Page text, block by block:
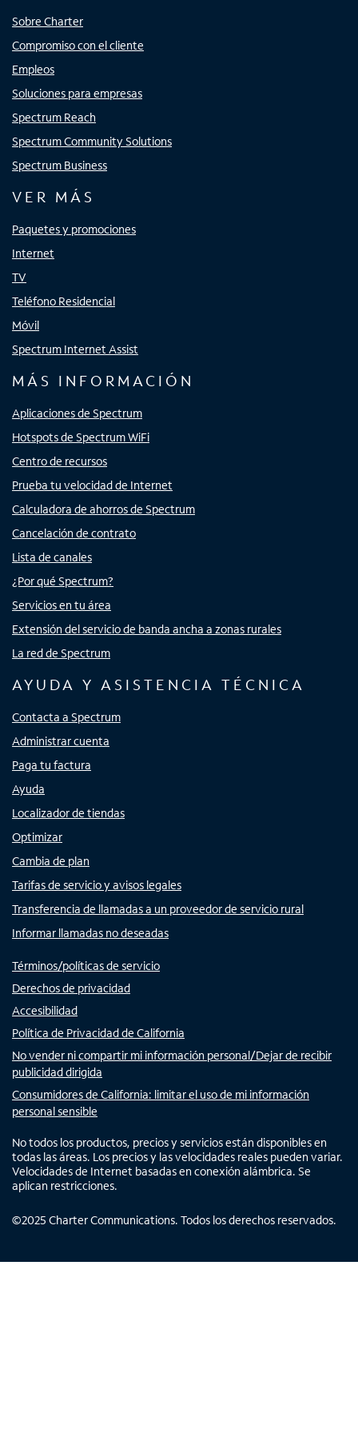
Sobre Charter
Compromiso con el cliente
Empleos
Soluciones para empresas
Spectrum Reach
Spectrum Community Solutions
Spectrum Business
VER MÁS
Paquetes y promociones
Internet
TV
Teléfono Residencial
Móvil
Spectrum Internet Assist
MÁS INFORMACIÓN
Aplicaciones de Spectrum
Hotspots de Spectrum WiFi
Centro de recursos
Prueba tu velocidad de Internet
Calculadora de ahorros de Spectrum
Cancelación de contrato
Lista de canales
¿Por qué Spectrum?
Servicios en tu área
Extensión del servicio de banda ancha a zonas rurales
La red de Spectrum
AYUDA Y ASISTENCIA TÉCNICA
Contacta a Spectrum
Administrar cuenta
Paga tu factura
Ayuda
Localizador de tiendas
Optimizar
Cambia de plan
Tarifas de servicio y avisos legales
Transferencia de llamadas a un proveedor de servicio rural
Informar llamadas no deseadas
Términos/políticas de servicio
Derechos de privacidad
Accesibilidad
Política de Privacidad de California
No vender ni compartir mi información personal/Dejar de recibir
publicidad dirigida
Consumidores de California: limitar el uso de mi información
personal sensible
No todos los productos, precios y servicios están disponibles en
todas las áreas. Los precios y las velocidades reales pueden variar.
Velocidades de Internet basadas en conexión alámbrica. Se
aplican restricciones.
©2025 Charter Communications. Todos los derechos reservados.